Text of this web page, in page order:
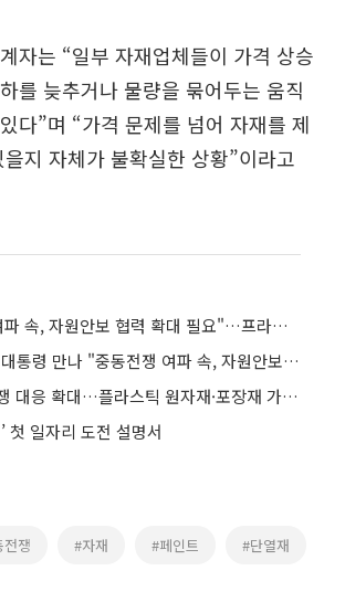
자는 “일부 자재업체들이 가격 상승
를 늦추거나 물량을 묶어두는 움직
다”며 “가격 문제를 넘어 자재를 제
지 자체가 불확실한 상황”이라고
李 "중동전쟁 여파 속, 자원안보 협력 확대 필요"…프라보워 대통령 "포괄 협력 확대 기대"
李대통령, 인니 대통령 만나 "중동전쟁 여파 속, 자원안보 협력 확대 필요"
중기부, 중동전쟁 대응 확대…플라스틱 원자재·포장재 가격 점검
첫 일자리 도전 설명서
쟁 #자재 #페인트 #단열재